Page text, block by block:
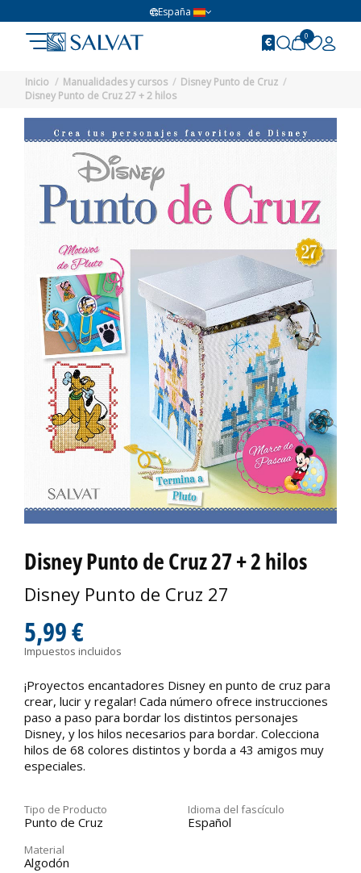
España
0
Inicio Manualidades y cursos
Disney Punto de Cruz
Disney Punto de Cruz 27 + 2 hilos
Disney Punto de Cruz 27 + 2 hilos
Disney Punto de Cruz 27
5,99 €
Impuestos incluidos
¡Proyectos encantadores Disney en punto de cruz para
crear, lucir y regalar! Cada número ofrece instrucciones
paso a paso para bordar los distintos personajes
Disney, y los hilos necesarios para bordar. Colecciona
hilos de 68 colores distintos y borda a 43 amigos muy
especiales.
Tipo de Producto
Punto de Cruz
Idioma del fascículo
Español
Material
Algodón